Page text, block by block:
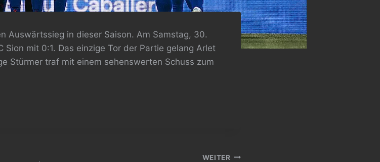
Auswärtssieg in dieser Saison. Am Samstag, 30.
Sion mit 0:1. Das einzige Tor der Partie gelang Arlet
Stürmer traf mit einem sehenswerten Schuss zum
WEITER